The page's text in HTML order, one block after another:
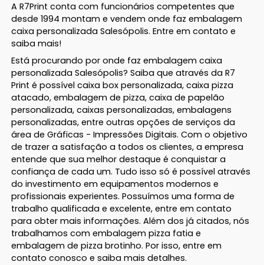
A R7Print conta com funcionários competentes que
desde 1994 montam e vendem onde faz embalagem
caixa personalizada Salesópolis. Entre em contato e
saiba mais!
Está procurando por onde faz embalagem caixa
personalizada Salesópolis? Saiba que através da R7
Print é possível caixa box personalizada, caixa pizza
atacado, embalagem de pizza, caixa de papelão
personalizada, caixas personalizadas, embalagens
personalizadas, entre outras opções de serviços da
área de Gráficas - Impressões Digitais. Com o objetivo
de trazer a satisfação a todos os clientes, a empresa
entende que sua melhor destaque é conquistar a
confiança de cada um. Tudo isso só é possível através
do investimento em equipamentos modernos e
profissionais experientes. Possuímos uma forma de
trabalho qualificada e excelente, entre em contato
para obter mais informações. Além dos já citados, nós
trabalhamos com embalagem pizza fatia e
embalagem de pizza brotinho. Por isso, entre em
contato conosco e saiba mais detalhes.